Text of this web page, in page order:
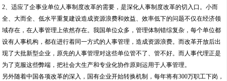
源配置的基础作用的重要内容。
3、人事代理制是面向21世纪，适应知识经济对人事管理高水平要求的重要内容。世
纪之交的世界经济发展日益重视科学技术，知识经济已经到来。知识经济定义为：
以智力资源的占有、配置，以科学技术为主的知识的生产、分配和使用为最重要因
素的经济。即知识经济同以往的农业、工业经济不同在于不是以物力资源和体力资
源为依托，而是以人的知识和智慧为依托。知识经济给人事管理带来的变化主要表
观在人才素质复合化、人才流动加速化、人才劳动分散化、组织结构虚拟化、人事